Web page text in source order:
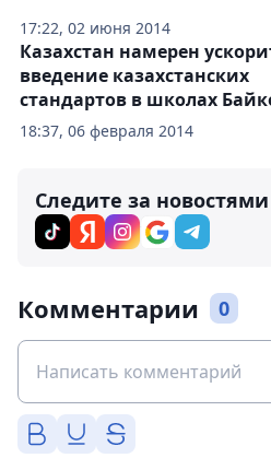
17:22, 02 июня 2014
18:37, 06 февраля 2014
Казахстан намерен
введение казахстанских
стандартов в школах
Следите за
Комментарии 0